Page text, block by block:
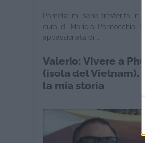
Pamela: mi sono trasferita in
cura di Maricla Pannocchia
appassionata di ...
Valerio: Vivere a
(isola del Vietnam).
la mia storia